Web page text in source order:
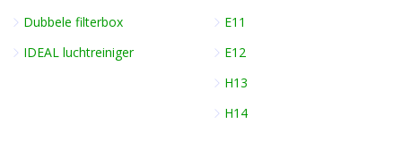
Dubbele filterbox
IDEAL luchtreiniger
E11
E12
H13
H14